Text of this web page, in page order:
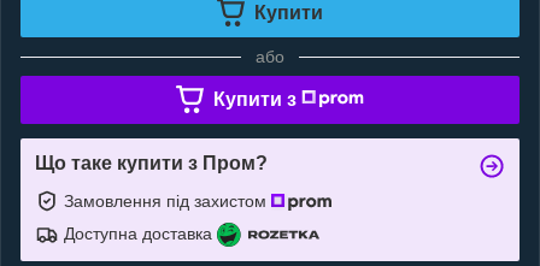
Купити
або
Купити з
Що таке купити з Пром?
Замовлення під захистом
Доступна доставка